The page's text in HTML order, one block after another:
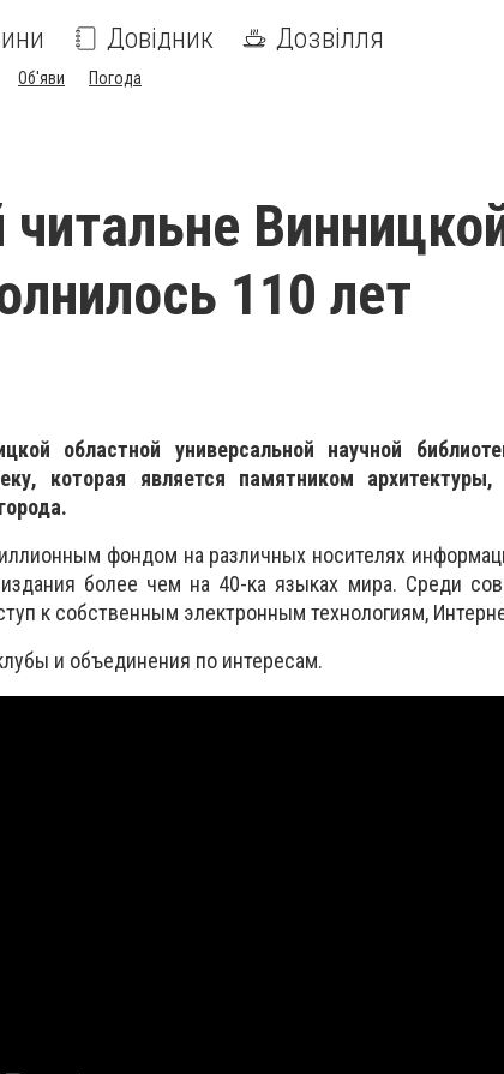
Довідник Дозвілля
Об'яви Погода
110 лет
областной универсальной научной
которая является памятником
фондом на различных носителях
более чем на 40-ка языках мира. Среди
к собственным электронным технологиям,
и объединения по интересам.